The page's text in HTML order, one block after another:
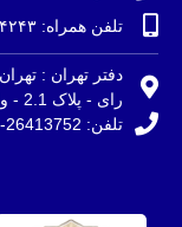
تلفن همراه: ۰۹۱۵۲۴۲۴۲۴۳
دفتر تهران :
رای - پلاک 2.1 - واحد 8
تلفن: 26413752-021